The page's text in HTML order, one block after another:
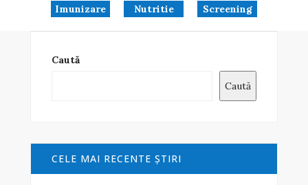
Imunizare Nutritie Screening
Caută
Caută
CELE MAI RECENTE ŞTIRI